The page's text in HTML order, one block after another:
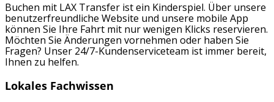
Buchen mit LAX Transfer ist ein Kinderspiel. Über unsere
benutzerfreundliche Website und unsere mobile App
können Sie Ihre Fahrt mit nur wenigen Klicks reservieren.
Möchten Sie Änderungen vornehmen oder haben Sie
Fragen? Unser 24/7-Kundenserviceteam ist immer bereit,
Ihnen zu helfen.
Lokales Fachwissen